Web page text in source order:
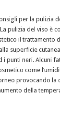
per la pulizia
pulizia del viso è
il trattamento
superficie
i punti neri. Alcuni
come
provocando la
della